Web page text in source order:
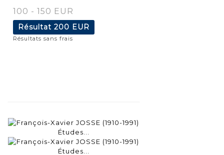
100 - 150 EUR
Résultat 200 EUR
Résultats sans frais